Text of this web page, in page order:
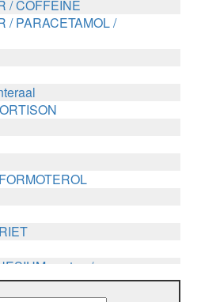
/ COFFEINE
/ PARACETAMOL /
zouten /